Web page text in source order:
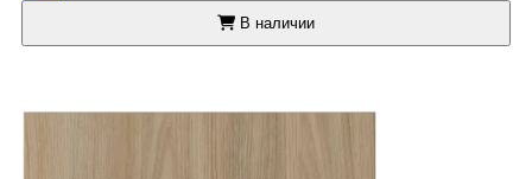
В наличии